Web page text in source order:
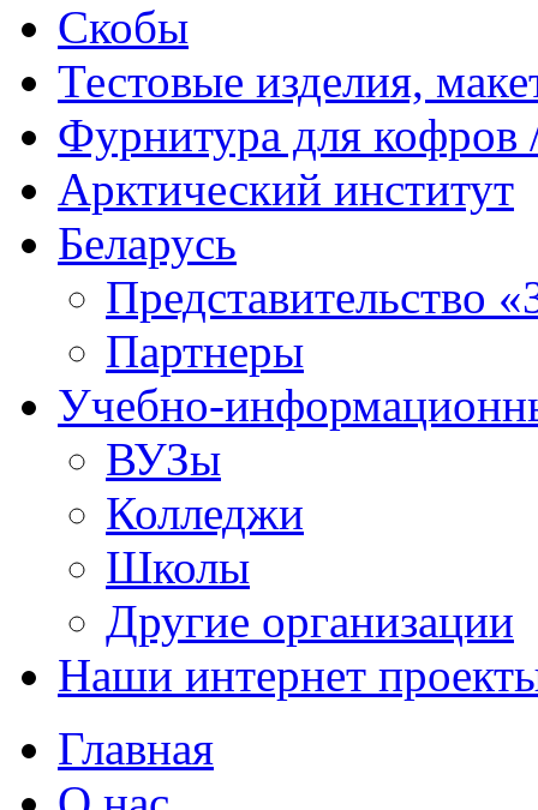
Скобы
Тестовые изделия,
Фурнитура для кофров
Арктический институт
Беларусь
Представительство
Партнеры
Учебно-
ВУЗы
Колледжи
Школы
Другие организации
Наши интернет
Главная